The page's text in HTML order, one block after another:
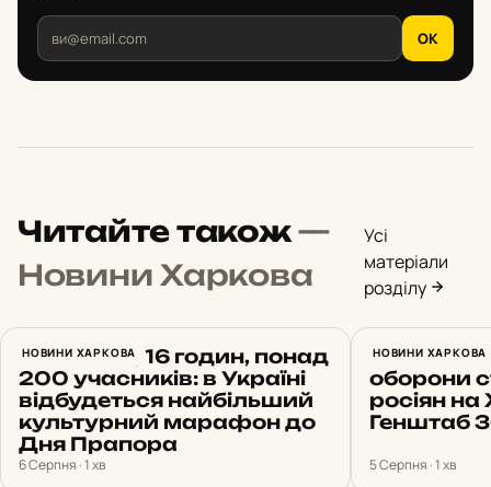
OK
Читайте також—
Новини Харкова
Усі
матеріали
розділу
НОВИНИ ХАРКОВА
14 земель, 16 годин, понад
200 учасників: в Україні
відбудеться найбільший
культурний марафон до
Дня Прапора
6 Серпня · 1 хв
НОВИНИ ХАРКОВА
23 атаки
оборони
росіян на
Генштаб
5 Серпня · 1 хв